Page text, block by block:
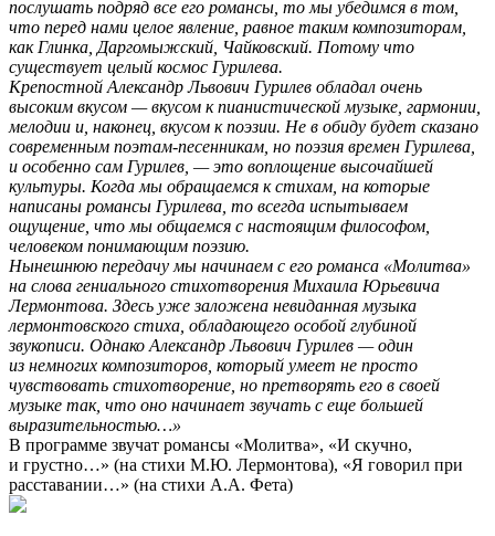
послушать подряд все его романсы, то мы убедимся в том,
что перед нами целое явление, равное таким композиторам,
как Глинка, Даргомыжский, Чайковский. Потому что
существует целый космос Гурилева.
Крепостной Александр Львович Гурилев обладал очень
высоким вкусом — вкусом к пианистической музыке, гармонии,
мелодии и, наконец, вкусом к поэзии. Не в обиду будет сказано
современным поэтам-песенникам, но поэзия времен Гурилева,
и особенно сам Гурилев, — это воплощение высочайшей
культуры. Когда мы обращаемся к стихам, на которые
написаны романсы Гурилева, то всегда испытываем
ощущение, что мы общаемся с настоящим философом,
человеком понимающим поэзию.
Нынешнюю передачу мы начинаем с его романса «Молитва»
на слова гениального стихотворения Михаила Юрьевича
Лермонтова. Здесь уже заложена невиданная музыка
лермонтовского стиха, обладающего особой глубиной
звукописи. Однако Александр Львович Гурилев — один
из немногих композиторов, который умеет не просто
чувствовать стихотворение, но претворять его в своей
музыке так, что оно начинает звучать с еще большей
выразительностью…»
В программе звучат романсы «Молитва», «И скучно,
и грустно…» (на стихи М.Ю. Лермонтова), «Я говорил при
расставании…» (на стихи А.А. Фета)